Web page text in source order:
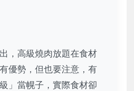
，高級燒肉放題在食材
優勢，但也要注意，有
」當幌子，實際食材卻